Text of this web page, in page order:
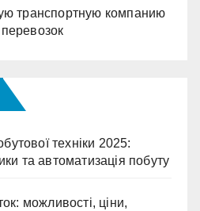
транспортную компанию
техніки 2025:
та автоматизація побуту
можливості, ціни,